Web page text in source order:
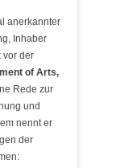
anerkannter
Inhaber
vor der
of Arts,
Rede zur
und
nennt er
der